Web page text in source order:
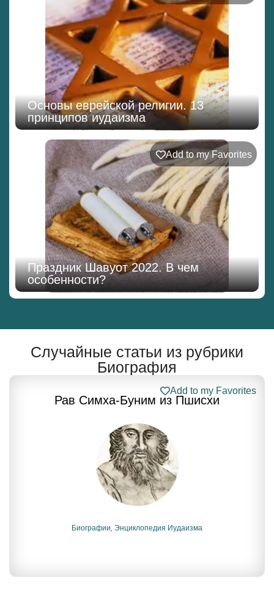
Основы еврейской религии. 13
принципов иудаизма
Add to my Favorites
Праздник Шавуот 2022. В чем
особенности?
Случайные статьи из рубрики
Биография
Рав Симха-Буним из Пшисхи
Add to my Favorites
Биографии, Энциклопедия Иудаизма